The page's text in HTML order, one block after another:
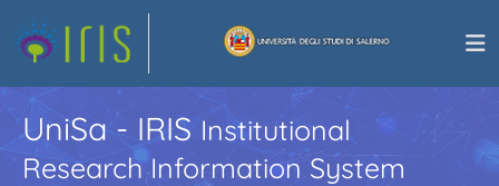
UniSa - IRISInstitutional
Research Information System